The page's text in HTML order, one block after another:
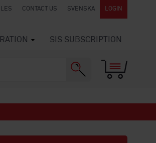
CONTACT US SVENSKA LOGIN
SIS SUBSCRIPTION